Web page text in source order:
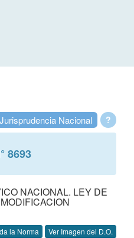
?
Nacional
8693
NACIONAL. LEY DE
la Norma Ver Imagen del D.O.